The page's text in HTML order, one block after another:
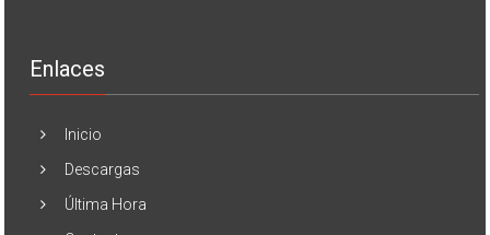
Enlaces
Inicio
Descargas
Última Hora